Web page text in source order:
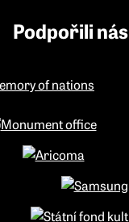
Podpořili nás